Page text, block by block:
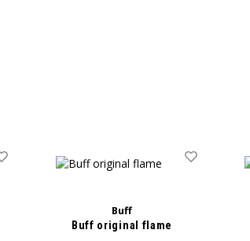
Buff
Buff original flame